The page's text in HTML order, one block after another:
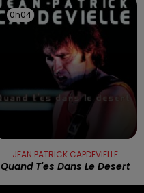
0h04
0h04
JEAN PATRICK CAPDEVIELLE
Quand T'es Dans Le Desert